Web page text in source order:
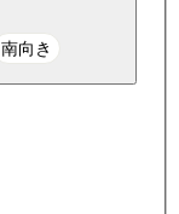
南向き